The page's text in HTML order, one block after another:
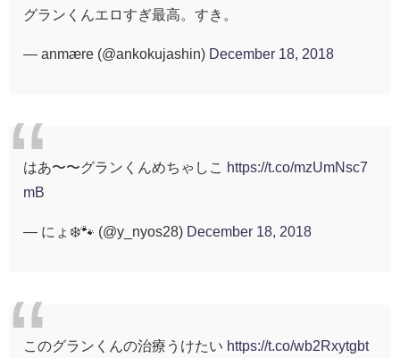
グランくんエロすぎ最高。すき。
— anmære (@ankokujashin) December 18, 2018
はあ〜〜グランくんめちゃしこ
https://t.co/mzUmNsc7
mB
— にょ❄️🐾 (@y_nyos28) December 18, 2018
このグランくんの治療うけたい https://t.co/wb2Rxytgbt